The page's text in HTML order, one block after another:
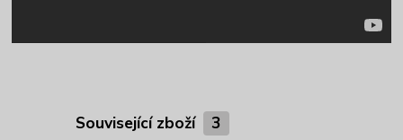
Související zboží 3